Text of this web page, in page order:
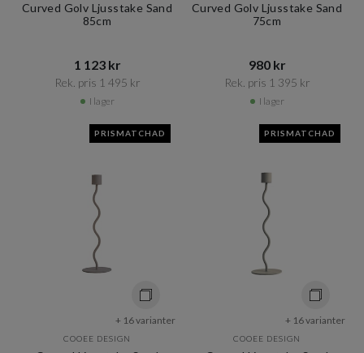
Curved Golv Ljusstake Sand
85cm
1 123 kr​​
Rek. pris 1 495 kr​​
I lager
Curved Golv Ljusstake Sand
75cm
980 kr​​
Rek. pris 1 395 kr​​
I lager
PRISMATCHAD
+ 16 varianter
COOEE DESIGN
PRISMATCHAD
+ 16 varianter
COOEE DESIGN